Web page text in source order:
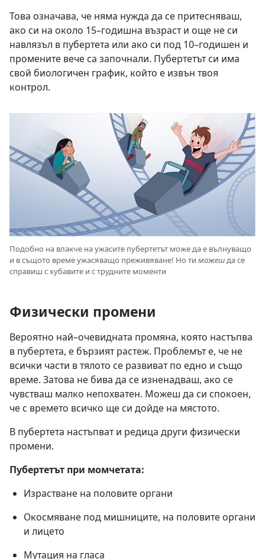
Това означава, че няма нужда да се притесняваш,
ако си на около 15–годишна възраст и още не си
навлязъл в пубертета или ако си под 10–годишен и
промените вече са започнали. Пубертетът си има
свой биологичен график, който е извън твоя
контрол.
Подобно на влакче на ужасите пубертетът може да е вълнуващо
и в същото време ужасяващо преживяване! Но ти можешда се
справиш с хубавите и с трудните моменти
Физически промени
Вероятно най–очевидната промяна, която настъпва
в пубертета, е бързият растеж. Проблемът е, че не
всички части в тялото се развиват по едно и също
време. Затова не бива да се изненадваш, ако се
чувстваш малко непохватен. Можеш да си спокоен,
че с времето всичко ще си дойде на мястото.
В пубертета настъпват и редица други физически
промени.
Пубертетът при момчетата:
Израстване на половите органи
Окосмяване под мишниците, на половите органи
и лицето
Мутация на гласа